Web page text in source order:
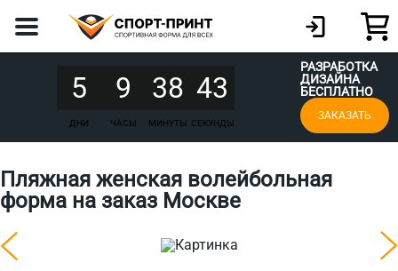
5
ДНИ
9
ЧАСЫ
38
МИНУТЫ
43
СЕКУНДЫ
РАЗРАБОТКА
ДИЗАЙНА
БЕСПЛАТНО
ЗАКАЗАТЬ
Пляжная женская волейбольная
форма на заказ Москве